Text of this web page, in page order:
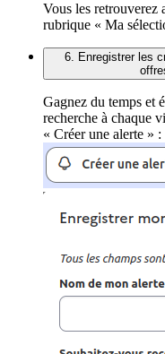
Vous les retrouverez
rubrique « Ma
6. Enregistrer les
Gagnez du temps et
recherche à chaque
« Créer une alerte » :